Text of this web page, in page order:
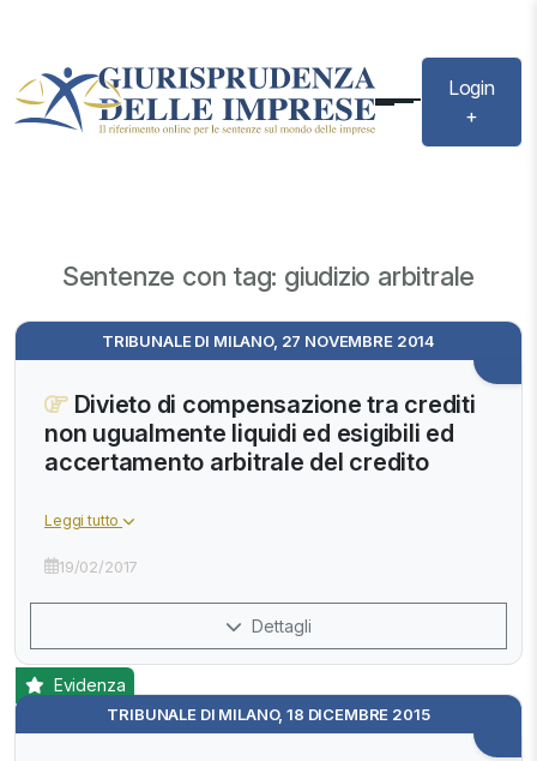
Login
+
Sentenze con tag: giudizio arbitrale
TRIBUNALE DI MILANO, 27 NOVEMBRE 2014
Divieto di compensazione tra crediti
non ugualmente liquidi ed esigibili ed
accertamento arbitrale del credito
Leggi tutto
19/02/2017
Dettagli
TRIBUNALE DI MILANO, 18 DICEMBRE 2015
Evidenza